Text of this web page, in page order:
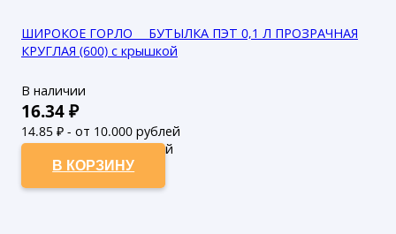
ШИРОКОЕ ГОРЛО___БУТЫЛКА ПЭТ 0,1 Л ПРОЗРАЧНАЯ
КРУГЛАЯ (600) с крышкой
В наличии
16.34₽
14.85 ₽ - от 10.000 рублей
13.5₽ - от 50.000 рублей
В КОРЗИНУ